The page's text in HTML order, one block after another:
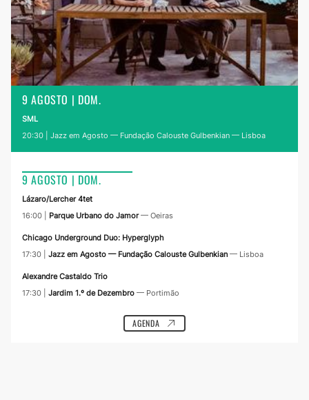
9 AGOSTO | DOM.
SML
20:30 | Jazz em Agosto — Fundação Calouste Gulbenkian — Lisboa
9 AGOSTO | DOM.
Lázaro/Lercher 4tet
16:00
Parque Urbano do Jamor— Oeiras
Chicago Underground Duo: Hyperglyph
17:30
Jazz em Agosto — Fundação Calouste Gulbenkian — Lisboa
Alexandre Castaldo Trio
17:30
Jardim 1.º de Dezembro — Portimão
AGENDA